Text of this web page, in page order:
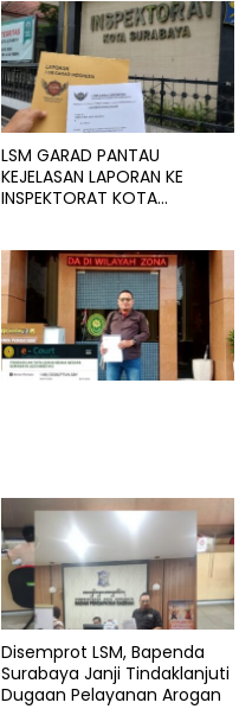
LSM GARAD PANTAU
KEJELASAN LAPORAN KE
INSPEKTORAT KOTA
Disemprot LSM, Bapenda
Surabaya Janji Tindaklanjuti
Dugaan Pelayanan Arogan